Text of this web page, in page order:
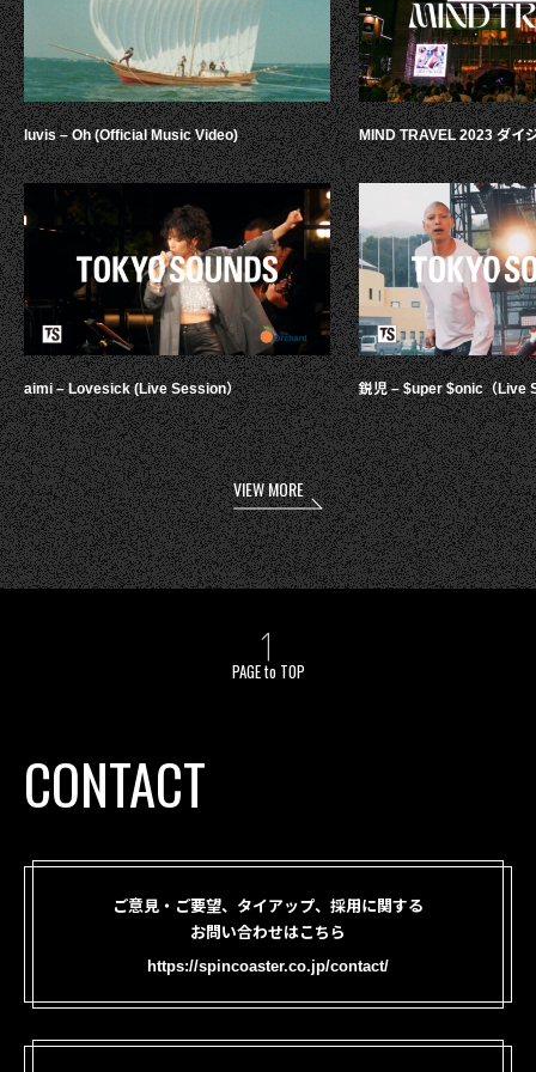
luvis – Oh (Official Music Video)
aimi – Lovesick (Live Session）
MIND TRAVEL 2023 ダイ
鋭児 – $uper $onic（Live
VIEW MORE
PAGE to TOP
CONTACT
ご意見・ご要望、タイアップ、採用に関する
お問い合わせはこちら
https://spincoaster.co.jp/contact/